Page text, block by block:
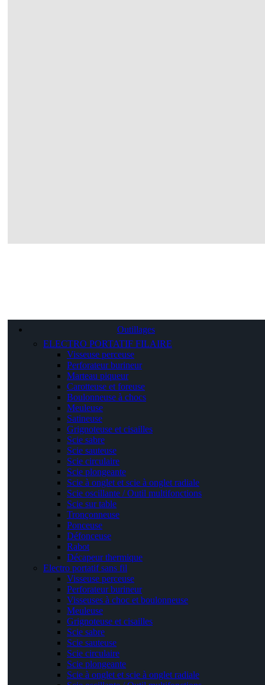
Outillages
ELECTRO PORTATIF FILAIRE
Visseuse perceuse
Perforateur burineur
Marteau piqueur
Carotteuse et foreuse
Boulonneuse à chocs
Meuleuse
Satineuse
Grignoteuse et cisailles
Scie sabre
Scie sauteuse
Scie circulaire
Scie plongeante
Scie à onglet et scie à onglet radiale
Scie oscillante / Outil multifonctions
Scie sur table
Tronçonneuse
Ponceuse
Défonceuse
Rabot
Décapeur thermique
Electro portatif sans fil
Visseuse perceuse
Perforateur burineur
Visseuses à choc et boulonneuse
Meuleuse
Grignoteuse et cisailles
Scie sabre
Scie sauteuse
Scie circulaire
Scie plongeante
Scie à onglet et scie à onglet radiale